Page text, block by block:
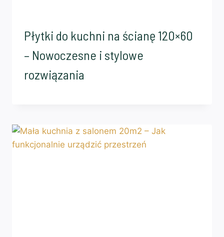
Płytki do kuchni na ścianę 120×60
– Nowoczesne i stylowe
rozwiązania